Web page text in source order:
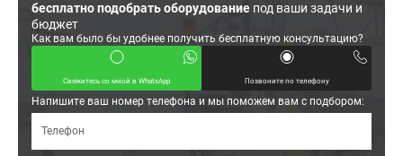
бесплатно подобрать оборудование под ваши задачи и
бюджет
Как вам было бы удобнее получить бесплатную консультацию?
Свяжитесь со мной в WhatsApp Позвоните по телефону
Напишите ваш номер телефона и мы поможем вам с подбором: